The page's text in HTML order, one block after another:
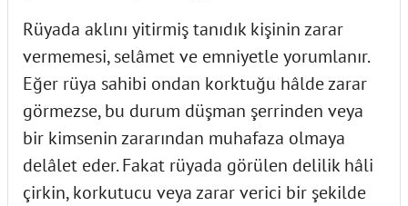
Rüyada aklını yitirmiş tanıdık kişinin zarar
vermemesi, selâmet ve emniyetle yorumlanır.
Eğer rüya sahibi ondan korktuğu hâlde zarar
görmezse, bu durum düşman şerrinden veya
bir kimsenin zararından muhafaza olmaya
delâlet eder. Fakat rüyada görülen delilik hâli
çirkin, korkutucu veya zarar verici bir şekilde